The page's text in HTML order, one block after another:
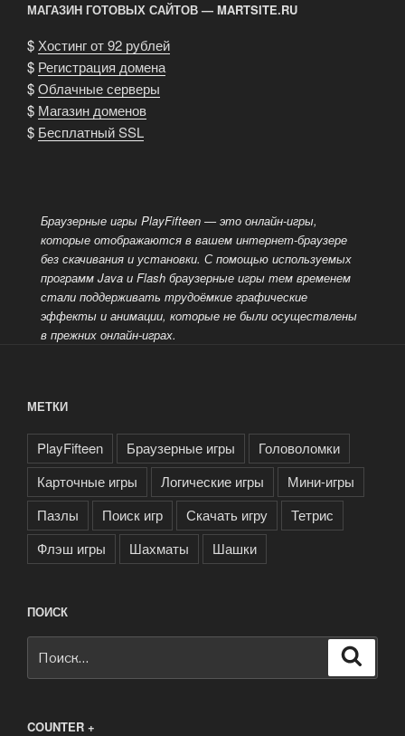
МАГАЗИН ГОТОВЫХ САЙТОВ — MARTSITE.RU
$ Хостинг от 92 рублей
$ Регистрация домена
$Облачные серверы
$ Магазин доменов
$ Бесплатный SSL
Браузерные игры PlayFifteen — это онлайн-игры,
которые отображаются в вашем интернет-браузере
без скачивания и установки. С помощью используемых
программ Java и Flash браузерные игры тем временем
стали поддерживать трудоёмкие графические
эффекты и анимации, которые не были осуществлены
в прежних онлайн-играх.
МЕТКИ
PlayFifteen Браузерные игры
Головоломки
Карточные игры
Логические игры
Мини-игры
Пазлы
Поиск игр Скачать игру
Тетрис
Флэш игры
Шахматы Шашки
ПОИСК
COUNTER +